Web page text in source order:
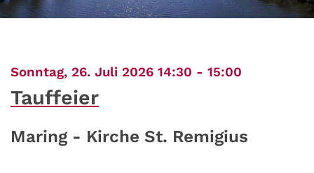
Sonntag, 26. Juli 2026 14:30 - 15:00
Tauffeier
Maring - Kirche St. Remigius